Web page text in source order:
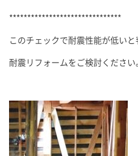
*******************************
このチェックで耐震性能が低い
耐震リフォームをご検討ください